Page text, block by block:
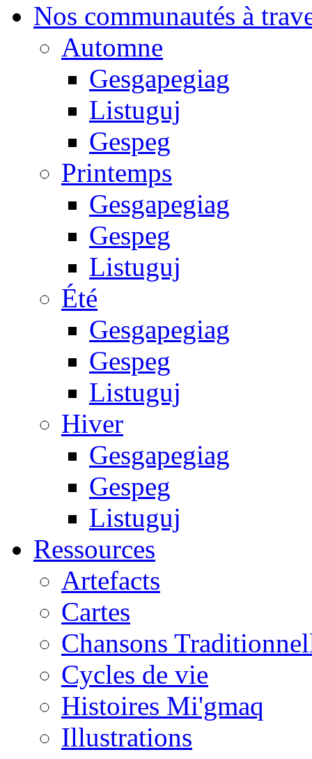
Nos communautés à
Automne
Gesgapegiag
Listuguj
Gespeg
Printemps
Gesgapegiag
Gespeg
Listuguj
Été
Gesgapegiag
Gespeg
Listuguj
Hiver
Gesgapegiag
Gespeg
Listuguj
Ressources
Artefacts
Cartes
Chansons
Cycles de vie
Histoires Mi'gmaq
Illustrations